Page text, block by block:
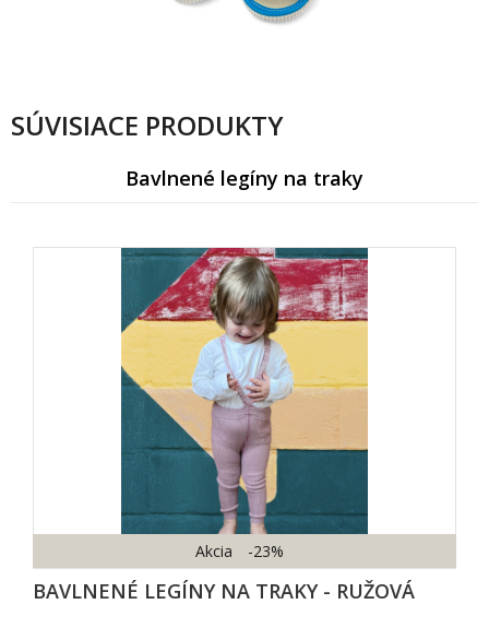
SÚVISIACE PRODUKTY
Bavlnené legíny na traky
BAVLNENÉ LEGÍNY NA TRAKY - RUŽOVÁ
Akcia -23%